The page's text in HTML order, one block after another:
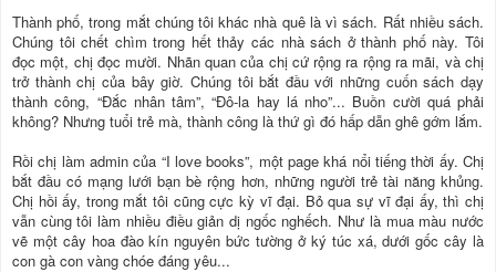
Thành phố, trong mắt chúng tôi khác nhà quê là vì sách. Rất nhiều sách.
Chúng tôi chết chìm trong hết thảy các nhà sách ở thành phố này. Tôi
đọc một, chị đọc mười. Nhãn quan của chị cứ rộng ra rộng ra mãi, và chị
trở thành chị của bây giờ. Chúng tôi bắt đầu với những cuốn sách dạy
thành công, “Đắc nhân tâm”, “Đô-la hay lá nho”... Buồn cười quá phải
không? Nhưng tuổi trẻ mà, thành công là thứ gì đó hấp dẫn ghê gớm lắm.
Rồi chị làm admin của “I love books”, một page khá nổi tiếng thời ấy. Chị
bắt đầu có mạng lưới bạn bè rộng hơn, những người trẻ tài năng khủng.
Chị hồi ấy, trong mắt tôi cũng cực kỳ vĩ đại. Bỏ qua sự vĩ đại ấy, thì chị
vẫn cùng tôi làm nhiều điều giản dị ngốc nghếch. Như là mua màu nước
vẽ một cây hoa đào kín nguyên bức tường ở ký túc xá, dưới gốc cây là
con gà con vàng chóe đáng yêu...